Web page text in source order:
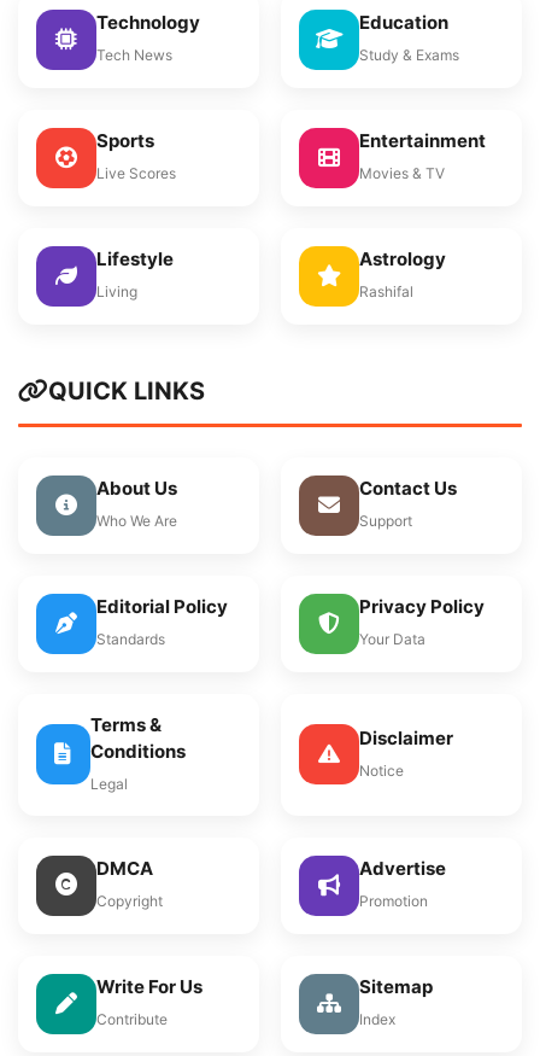
Technology
Tech News
Education
Study & Exams
Sports
Live Scores
Entertainment
Movies & TV
Lifestyle
Living
Astrology
Rashifal
QUICK LINKS
About Us
Who We Are
Contact Us
Support
Editorial Policy
Standards
Privacy Policy
Your Data
Terms &
Conditions
Legal
Disclaimer
Notice
DMCA
Copyright
Advertise
Promotion
Write For Us
Contribute
Sitemap
Index